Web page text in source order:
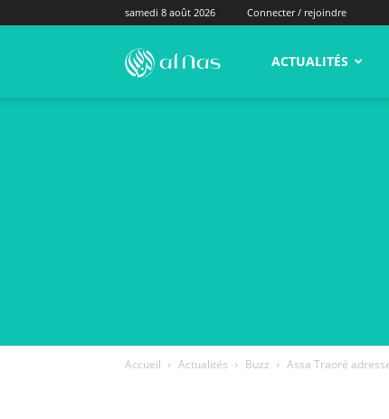
samedi 8 août 2026 Connecter / rejoindre
alNas.fr ACTUALITÉS
Accueil Actualités Buzz Assa Traoré